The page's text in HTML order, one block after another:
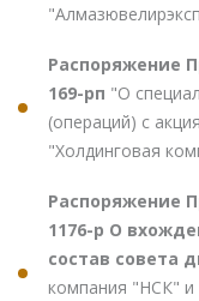
Распоряжение
169-рп "О
(операций) с
"Холдинговая
Распоряжение
1176-р О
состав совета
компания "НСК" и